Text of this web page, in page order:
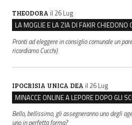
THEODORA il 26 Lug
Pronti ad eleggere in consiglio comunale un
ricordiamo Cucchi)
IPOCRISIA UNICA DEA il 26 Lug
Bello, bellissimo, gli assegneranno uno degli
uno in perfetta forma?